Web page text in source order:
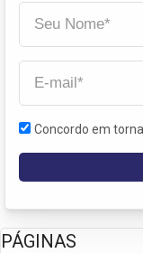
Concordo em
PÁGINAS